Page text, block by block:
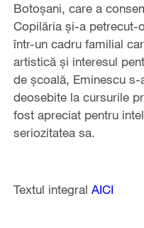
Botoșani, care a
Copilăria și-a petrecut-
într-un cadru familial
artistică și interesul
de școală, Eminescu
deosebite la cursurile
fost apreciat pentru
seriozitatea sa.
Textul integral AICI